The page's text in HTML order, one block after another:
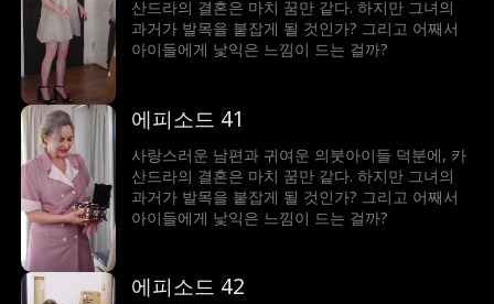
산드라의 결혼은 마치 꿈만 같다. 하지만 그녀의
과거가 발목을 붙잡게 될 것인가? 그리고 어째서
아이들에게 낯익은 느낌이 드는 걸까?
에피소드 41
사랑스러운 남편과 귀여운 의붓아이들 덕분에, 카
산드라의 결혼은 마치 꿈만 같다. 하지만 그녀의
과거가 발목을 붙잡게 될 것인가? 그리고 어째서
아이들에게 낯익은 느낌이 드는 걸까?
에피소드 42